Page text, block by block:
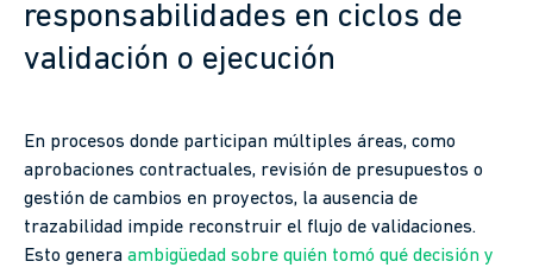
responsabilidades en ciclos de
validación o ejecución
En procesos donde participan múltiples áreas, como
aprobaciones contractuales, revisión de presupuestos o
gestión de cambios en proyectos, la ausencia de
trazabilidad impide reconstruir el flujo de validaciones.
Esto genera ambigüedad sobre quién tomó qué decisión y